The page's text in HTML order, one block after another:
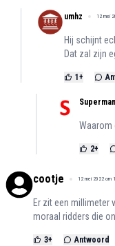
umhz 12 mei
Hij schijnt
Dat zal zijn
1 +
Superman
Waarom
2+
cootje 12 mei 2022 om
Er zit een millimeter
moraal ridders die
3+ Antwoord